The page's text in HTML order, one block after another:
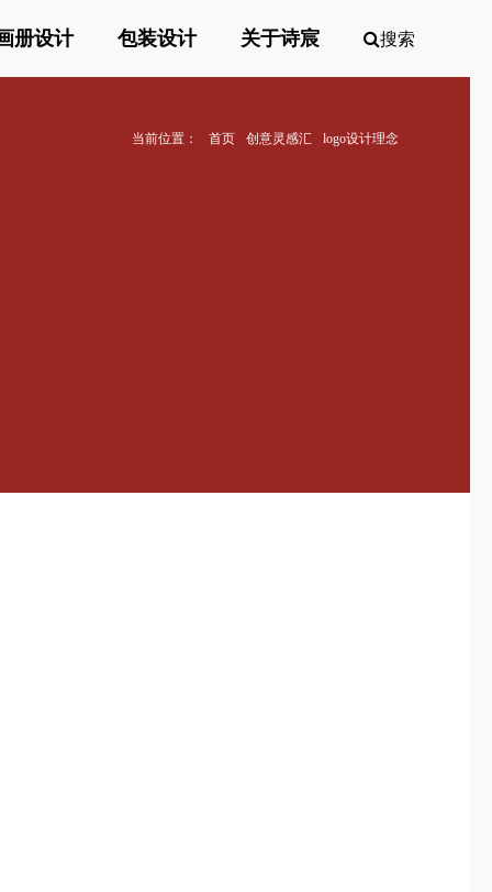
册设计 包装设计 关于诗宸 搜索
当前位置： 首页 创意灵感汇 logo设计理念